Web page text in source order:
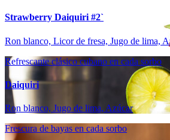
Strawberry Daiquiri #2`
Ron blanco, Licor de fresa, Jugo de lima,
Refrescante clásico cubano en cada sorbo
Daiquiri
Ron blanco, Jugo de lima, Azúcar
Frescura de bayas en cada sorbo